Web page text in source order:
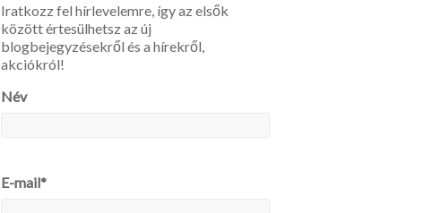
Iratkozz fel hírlevelemre, így az elsők
között értesülhetsz az új
blogbejegyzésekről és a hírekről,
akciókról!
Név
E-mail*